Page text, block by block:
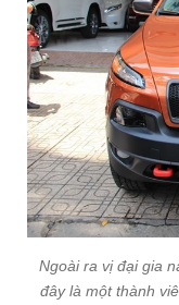
Ngoài ra vị đại gia
đây là một thành